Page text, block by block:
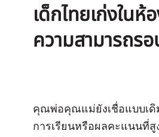
เด็กไทยเก่งใน
ความสามารถร
คุณพ่อคุณแม่ยังเชื่อแบบเดิ
การเรียนหรือผลคะแนนที่สู